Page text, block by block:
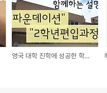
영국 대학 진학에 성공한 학생들이 알려주마